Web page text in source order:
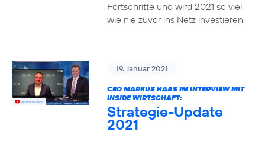
Fortschritte und wird 2021 so viel
wie nie zuvor ins Netz investieren.
19. Januar 2021
CEO MARKUS HAAS IM INTERVIEW MIT
INSIDE WIRTSCHAFT:
Strategie-Update
2021